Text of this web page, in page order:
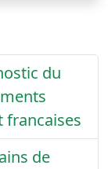
du
francaises
de